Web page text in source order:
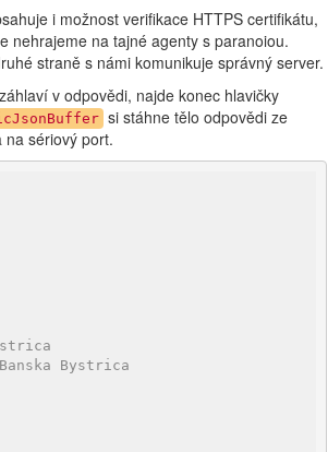
i možnost verifikace HTTPS certifikátu,
nehrajeme na tajné agenty s paranoiou.
straně s námi komunikuje správný server.
v odpovědi, najde konec hlavičky
si stáhne tělo odpovědi ze
na sériový port.
Bystrica